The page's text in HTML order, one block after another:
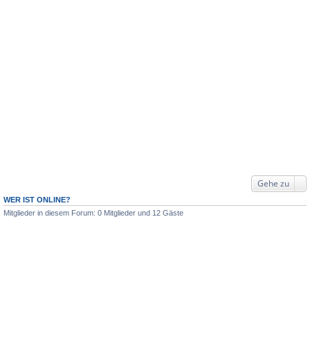
Gehe zu
WER IST ONLINE?
Mitglieder in diesem Forum: 0 Mitglieder und 12 Gäste